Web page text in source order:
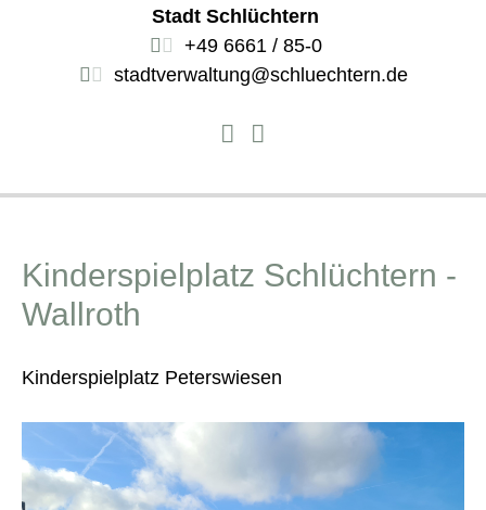
Stadt Schlüchtern
+49 6661 / 85-0
stadtverwaltung@schluechtern.de
Kinderspielplatz Schlüchtern -
Wallroth
Kinderspielplatz Peterswiesen